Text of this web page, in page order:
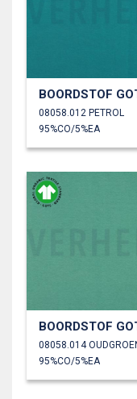
BOORDSTOF
08058.012 PETROL
95%CO/5%EA
BOORDSTOF
08058.014
95%CO/5%EA